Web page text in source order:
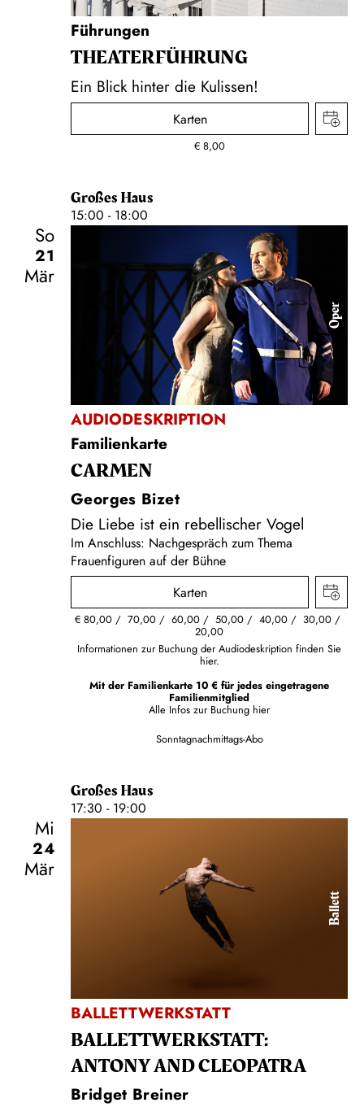
Führungen
THEATER­FÜHR­UNG
Ein Blick hinter die Kulissen!
Karten
€ 8,00
Großes Haus
15:00 - 18:00
So
21
Mär
Oper
AUDIODESKRIPTION
Familienkarte
CARMEN
Georges Bizet
Die Liebe ist ein rebellischer Vogel
Im Anschluss: Nachgespräch zum Thema
Frauenfiguren auf der Bühne
Karten
€ 80,00 70,00 60,00 50,00 40,00 30,00
20,00
Informationen zur Buchung der Audiodeskription finden Sie
hier.
Mit der Familienkarte 10 € für jedes eingetragene
Familienmitglied
Alle Infos zur Buchung hier
Sonntagnachmittags-Abo
Großes Haus
17:30 - 19:00
Mi
24
Mär
Ballett
BALLETTWERKSTATT
BALLETT­WERKSTATT:
ANTONY AND CLEOPATRA
Bridget Breiner